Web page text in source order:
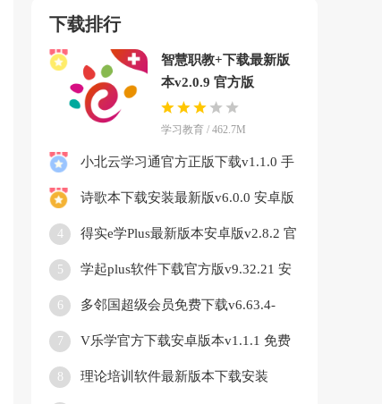
下载排行
智慧职教+下载最新版
本v2.0.9 官方版
学习教育 / 462.7M
小北云学习通官方正版下载v1.1.0 手
诗歌本下载安装最新版v6.0.0 安卓版
4
得实e学Plus最新版本安卓版v2.8.2 官
5
学起plus软件下载官方版v9.32.21 安
6
多邻国超级会员免费下载v6.63.4-
7
V乐学官方下载安卓版本v1.1.1 免费
8
理论培训软件最新版本下载安装